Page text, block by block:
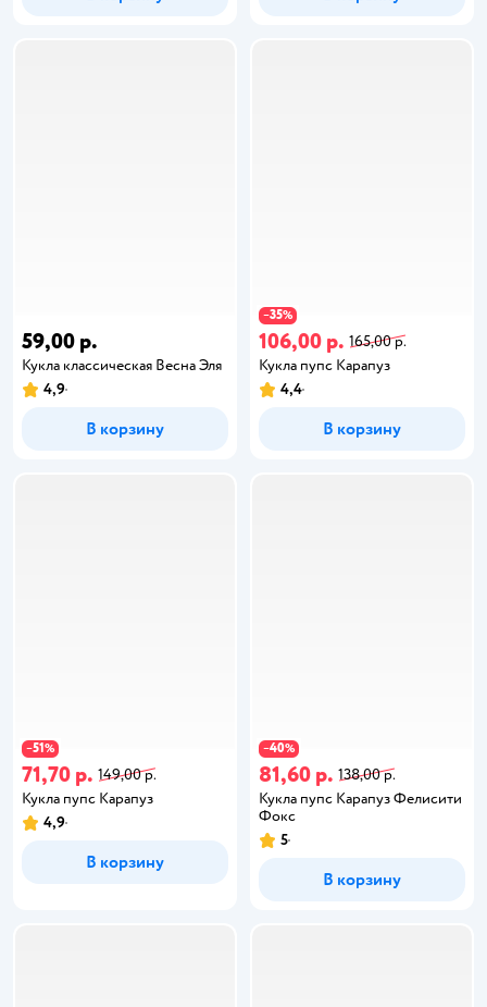
59,00 р.
Кукла классическая Весна Эля
4,9
В корзину
−35%
106,00 р. 165,00 р.
Кукла пупс Карапуз
4,4
В корзину
−51%
71,70 р. 149,00 р.
Кукла пупс Карапуз
4,9
В корзину
−40%
81,60 р. 138,00 р.
Кукла пупс Карапуз Фелисити
Фокс
5
В корзину